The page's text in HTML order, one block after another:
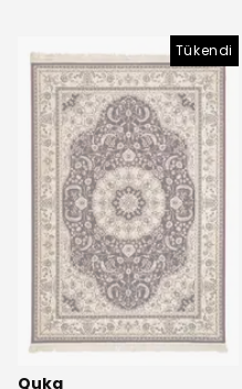
Tükendi
Quka